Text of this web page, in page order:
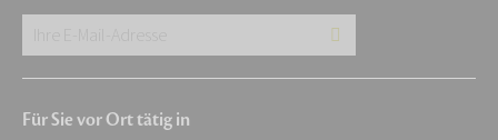
E-
Adresse:
Für Sie vor Ort tätig in